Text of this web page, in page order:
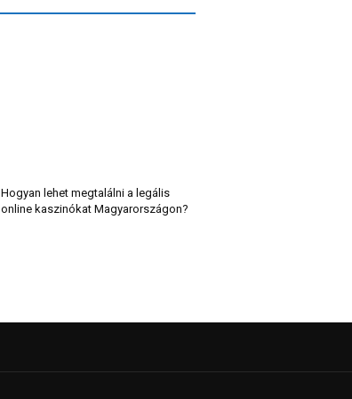
Hogyan lehet megtalálni a legális
online kaszinókat Magyarországon?